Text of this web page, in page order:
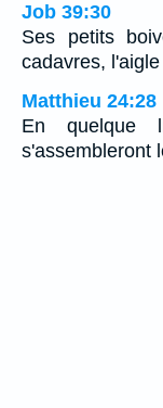
Job 39:30
Ses petits
cadavres,
Matthieu 24:28
En quelque
s'assembleront